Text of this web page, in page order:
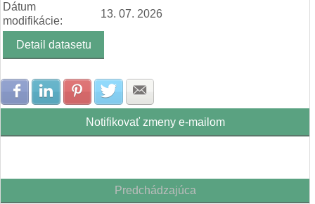
Dátum
modifikácie:
13. 07. 2026
Detail datasetu
Zdielať na Facebook
Zdielať na LinkedIn
Zdielať na Pinterest
Zdielať na Twitter
Notifikovať zmeny e-mailom
Predchádzajúca